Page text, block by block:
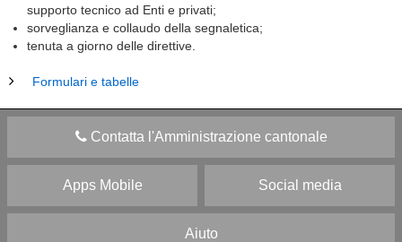
supporto tecnico ad Enti e privati;
sorveglianza e collaudo della segnaletica;
tenuta a giorno delle direttive.
Formulari e tabelle
Contatta l'Amministrazione cantonale
Apps Mobile Social media
Aiuto